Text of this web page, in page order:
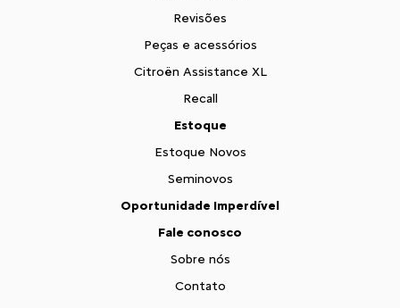
Revisões
Peças e acessórios
Citroën Assistance XL
Recall
Estoque
Estoque Novos
Seminovos
Oportunidade Imperdível
Fale conosco
Sobre nós
Contato